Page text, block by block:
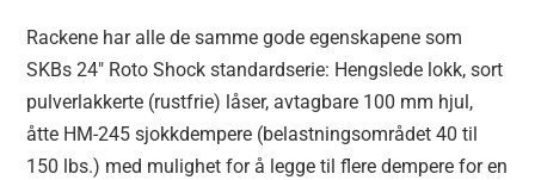
Rackene har alle de samme gode egenskapene som
SKBs 24″ Roto Shock standardserie: Hengslede lokk, sort
pulverlakkerte (rustfrie) låser, avtagbare 100 mm hjul,
åtte HM-245 sjokkdempere (belastningsområdet 40 til
150 lbs.) med mulighet for å legge til flere dempere for en